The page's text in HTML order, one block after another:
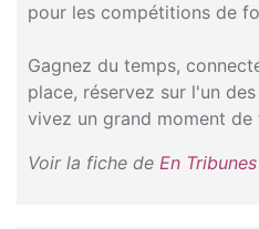
pour les compétitions de
Gagnez du temps,
place, réservez sur l'un
vivez un grand moment
Voir la fiche de En Tribunes